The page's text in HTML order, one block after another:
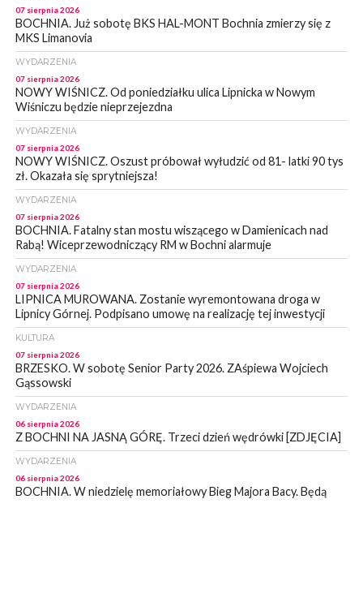
07 sierpnia 2026
BOCHNIA. Już sobotę BKS HAL-MONT Bochnia zmierzy się z
MKS Limanovia
WYDARZENIA
07 sierpnia 2026
NOWY WIŚNICZ. Od poniedziałku ulica Lipnicka w Nowym
Wiśniczu będzie nieprzejezdna
WYDARZENIA
07 sierpnia 2026
NOWY WIŚNICZ. Oszust próbował wyłudzić od 81- latki 90 tys
zł. Okazała się sprytniejsza!
WYDARZENIA
07 sierpnia 2026
BOCHNIA. Fatalny stan mostu wiszącego w Damienicach nad
Rabą! Wiceprzewodniczący RM w Bochni alarmuje
WYDARZENIA
07 sierpnia 2026
LIPNICA MUROWANA. Zostanie wyremontowana droga w
Lipnicy Górnej. Podpisano umowę na realizację tej inwestycji
KULTURA
07 sierpnia 2026
BRZESKO. W sobotę Senior Party 2026. ZAśpiewa Wojciech
Gąssowski
WYDARZENIA
06 sierpnia 2026
Z BOCHNI NA JASNĄ GÓRĘ. Trzeci dzień wędrówki [ZDJĘCIA]
WYDARZENIA
06 sierpnia 2026
BOCHNIA. W niedzielę memoriałowy Bieg Majora Bacy. Będą